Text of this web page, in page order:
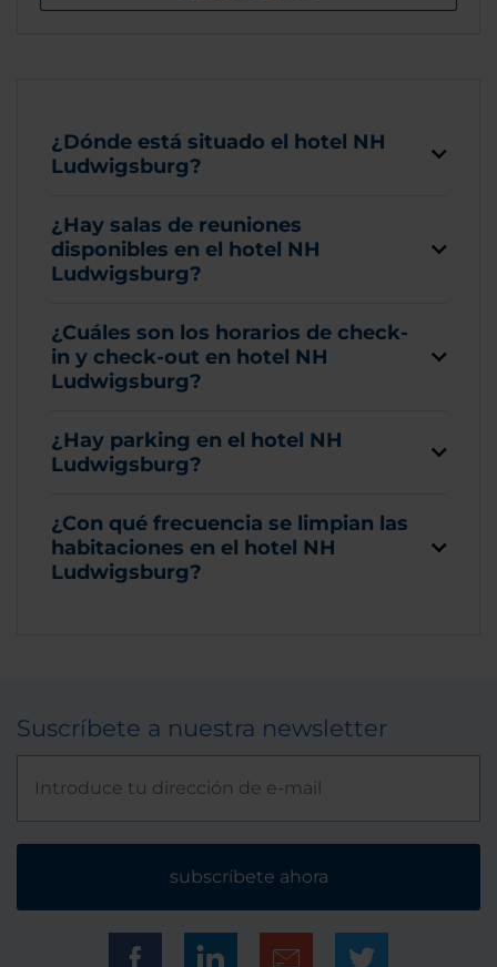
¿Dónde está situado el hotel NH
Ludwigsburg?
¿Hay salas de reuniones
disponibles en el hotel NH
Ludwigsburg?
¿Cuáles son los horarios de check-
in y check-out en hotel NH
Ludwigsburg?
¿Hay parking en el hotel NH
Ludwigsburg?
¿Con qué frecuencia se limpian las
habitaciones en el hotel NH
Ludwigsburg?
Suscríbete a nuestra newsletter
subscríbete ahora